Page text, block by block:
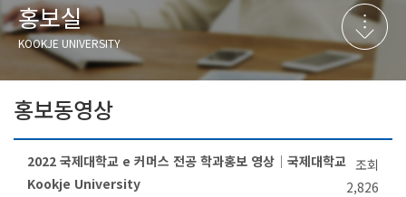
국제교류센터
산학협력단
평생교육원
교수학습지원센터
국제무인항공
홍보실
KOOKJE UNIVERSITY
홍보동영상
2022 국제대학교 e 커머스 전공 학과홍보 영상│국제대학교
Kookje University
조회
2,826